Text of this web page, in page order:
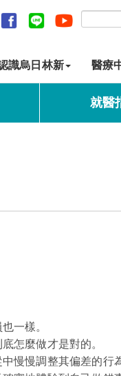
識烏日林新 醫療
就醫
一樣。
怎麼做才是對的。
慢慢調整其偏差的行